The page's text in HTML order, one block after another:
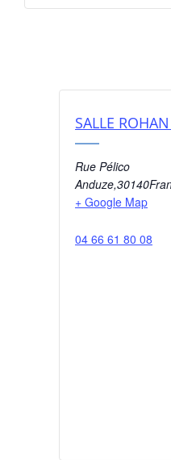
SALLE
Rue Pélico
Anduze,30140
+ Google Map
04 66 61 80 08